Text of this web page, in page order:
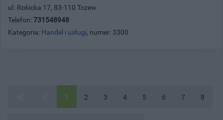
ul. Rokicka 17, 83-110 Tczew
Telefon: 731548948
Kategoria: Handel i usługi, numer: 3300
1 2 3 4 5 6 7 8